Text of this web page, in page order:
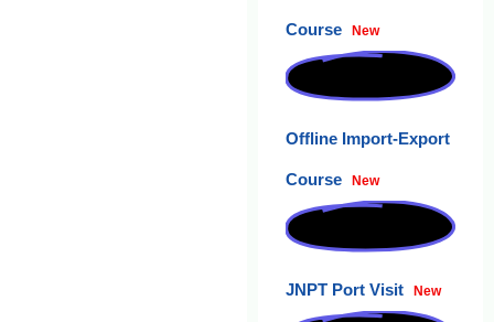
Course New
Offline Import-Export
Course New
JNPT Port Visit New